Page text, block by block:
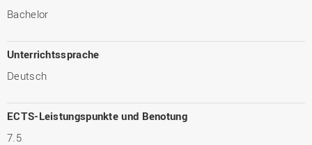
Bachelor
Unterrichtssprache
Deutsch
ECTS-Leistungspunkte und Benotung
7.5